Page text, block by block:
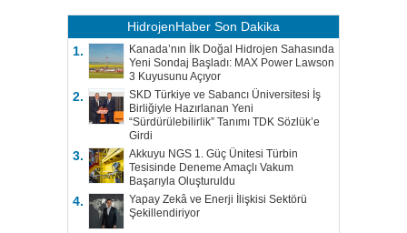
HidrojenHaber Son Dakika
1.
Kanada’nın İlk Doğal Hidrojen Sahasında
Yeni Sondaj Başladı: MAX Power Lawson
3 Kuyusunu Açıyor
2.
SKD Türkiye ve Sabancı Üniversitesi İş
Birliğiyle Hazırlanan Yeni
“Sürdürülebilirlik” Tanımı TDK Sözlük’e
Girdi
3.
Akkuyu NGS 1. Güç Ünitesi Türbin
Tesisinde Deneme Amaçlı Vakum
Başarıyla Oluşturuldu
4.
Yapay Zekâ ve Enerji İlişkisi Sektörü
Şekillendiriyor